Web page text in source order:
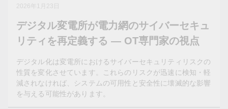
であるサイバーレジリエンス法（Cyber Resilience Act,
の新たな基準を打ち立てつつあります。
2026年1月23日
デジタル変電所が電力網のサイバーセキュ
リティを再定義する — OT専門家の視点
デジタル化は変電所におけるサイバーセキュリティリスクの
性質を変化させています。これらのリスクが迅速に検知・軽
減されなければ、システムの可用性と安全性に壊滅的な影響
を与える可能性があります。